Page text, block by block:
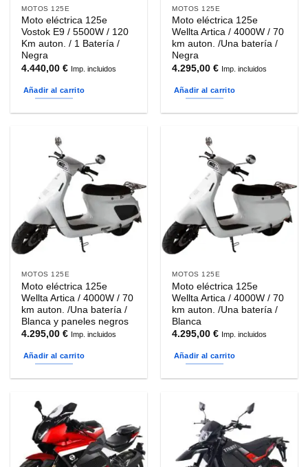
MOTOS 125E
Moto eléctrica 125e
Vostok E9 / 5500W / 120
Km auton. / 1 Batería /
Negra
4.440,00€ Imp. incluidos
Añadir al carrito
MOTOS 125E
Moto eléctrica 125e
Wellta Artica / 4000W / 70
km auton. /Una batería /
Negra
4.295,00€ Imp. incluidos
Añadir al carrito
MOTOS 125E
Moto eléctrica 125e
Wellta Artica / 4000W / 70
km auton. /Una batería /
Blanca y paneles negros
4.295,00€ Imp. incluidos
Añadir al carrito
MOTOS 125E
Moto eléctrica 125e
Wellta Artica / 4000W / 70
km auton. /Una batería /
Blanca
4.295,00€ Imp. incluidos
Añadir al carrito